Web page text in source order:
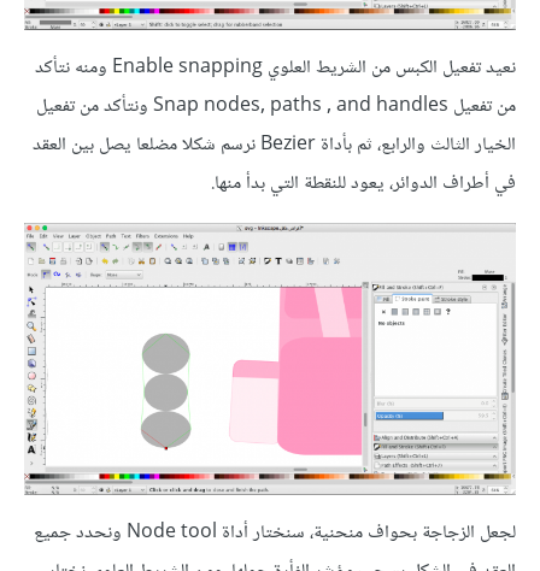
نعيد تفعيل الكبس من الشريط العلوي Enable snapping ومنه نتأكد
من تفعيل Snap nodes, paths , and handles ونتأكد من تفعيل
الخيار الثالث والرابع، ثم بأداة Bezier نرسم شكلا مضلعا يصل بين العقد
في أطراف الدوائر، يعود للنقطة التي بدأ منها.
لجعل الزجاجة بحواف منحنية، سنختار أداة Node tool ونحدد جميع